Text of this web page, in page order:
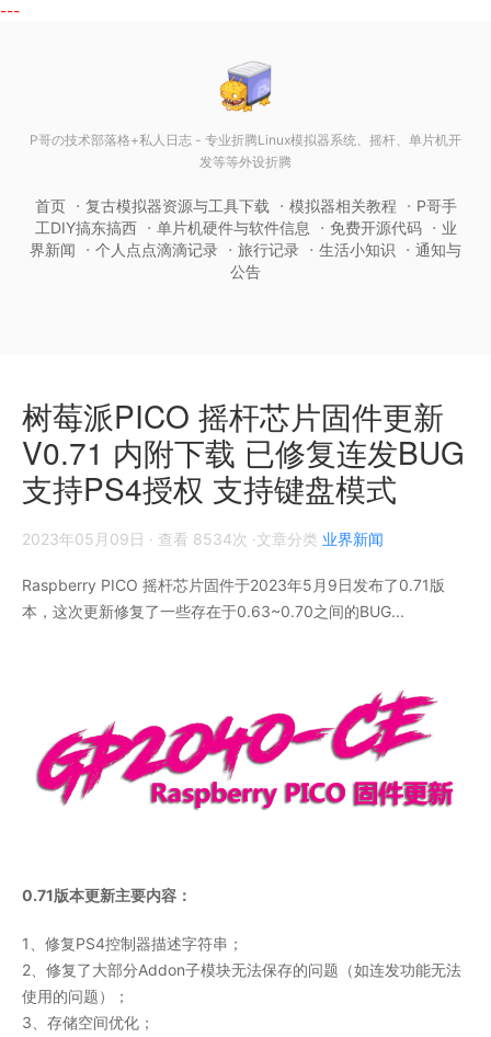
---
P哥の技术部落格+私人日志 - 专业折腾Linux模拟器系统、摇杆、单片机开
发等等外设折腾
首页 复古模拟器资源与工具下载 模拟器相关教程
P哥手
工DIY搞东搞西
单片机硬件与软件信息 免费开源代码
业
界新闻
个人点点滴滴记录 旅行记录 生活小知识
通知与
公告
树莓派PICO 摇杆芯片固件更新
V0.71 内附下载 已修复连发BUG
支持PS4授权 支持键盘模式
2023年05月09日 · 查看 8534次 ·文章分类 业界新闻
Raspberry PICO 摇杆芯片固件于2023年5月9日发布了0.71版
本，这次更新修复了一些存在于0.63~0.70之间的BUG...
0.71版本更新主要内容：
1、修复PS4控制器描述字符串；
2、修复了大部分Addon子模块无法保存的问题（如连发功能无法
使用的问题）；
3、存储空间优化；